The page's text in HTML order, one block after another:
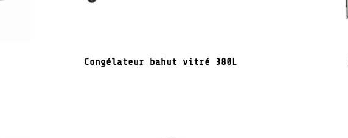
Congélateur bahut vitré 380L